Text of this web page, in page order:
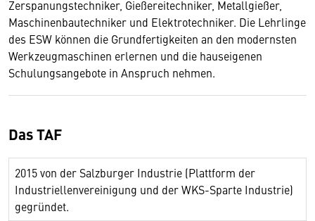
Zerspanungstechniker, Gießereitechniker, Metallgießer,
Maschinenbautechniker und Elektrotechniker. Die Lehrlinge
des ESW können die Grundfertigkeiten an den modernsten
Werkzeugmaschinen erlernen und die hauseigenen
Schulungsangebote in Anspruch nehmen.
Das TAF
2015 von der Salzburger Industrie (Plattform der
Industriellenvereinigung und der WKS-Sparte Industrie)
gegründet.